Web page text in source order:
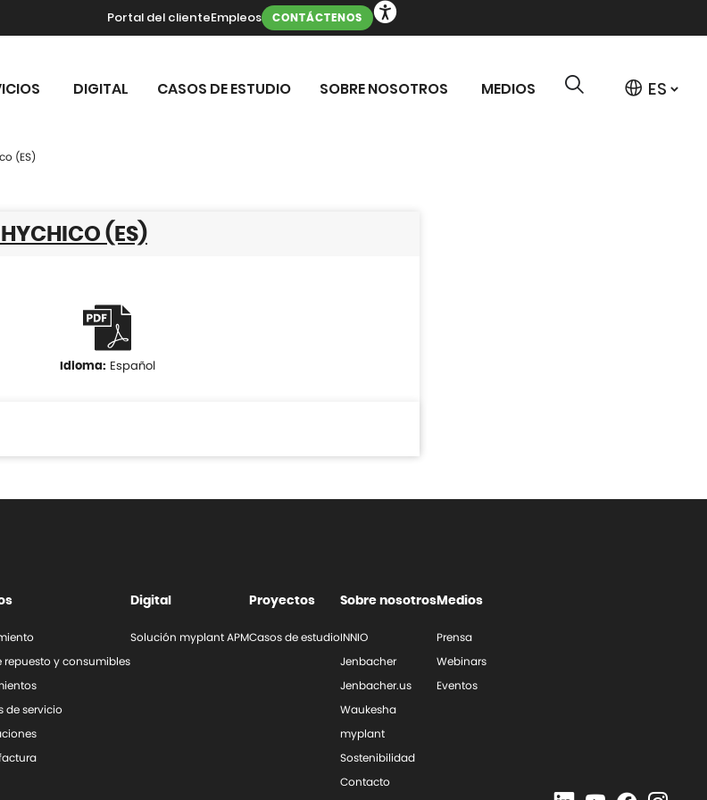
Portal del clienteEmpleos CONTÁCTENOS
DIGITAL CASOS DE ESTUDIO SOBRE NOSOTROS MEDIOS
(ES)
(ES)
Español
repuesto y consumibles
de servicio
Digital
Solución myplant APM
Proyectos
Casos de estudio
Sobre nosotros
INNIO
Jenbacher
Jenbacher.us
Waukesha
myplant
Sostenibilidad
Contacto
Medios
Prensa
Webinars
Eventos